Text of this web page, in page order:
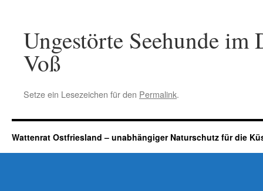
Ungestörte Seehunde
Voß
Setze ein Lesezeichen für den Permalink.
Wattenrat Ostfriesland – unabhängiger Naturschutz für die